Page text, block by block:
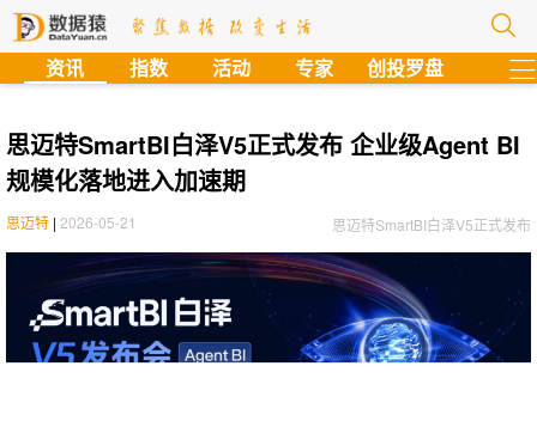
资讯 指数 活动 专家 创投罗盘
思迈特SmartBI白泽V5正式发布 企业级Agent BI
规模化落地进入加速期
思迈特SmartBI白泽V5正式发布
思迈特 | 2026-05-21